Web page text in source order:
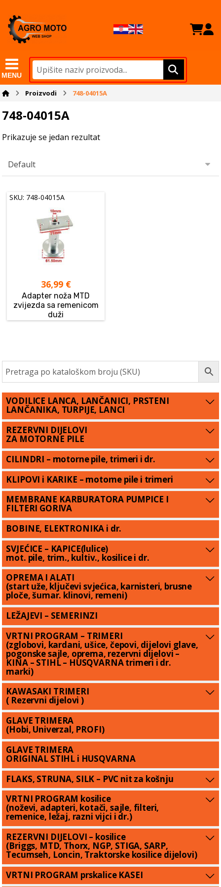
MENU
Proizvodi 748-04015A
748-04015A
Prikazuje se jedan rezultat
SKU: 748-04015A
36,99 €
Adapter noža MTD
zvijezda sa remenicom
duži
VODILICE LANCA, LANČANICI, PRSTENI
LANČANIKA, TURPIJE, LANCI
REZERVNI DIJELOVI
ZA MOTORNE PILE
CILINDRI – motorne pile, trimeri i dr.
KLIPOVI i KARIKE – motorne pile i trimeri
MEMBRANE KARBURATORA PUMPICE I
FILTERI GORIVA
BOBINE, ELEKTRONIKA i dr.
SVJEĆICE – KAPICE(lulice)
mot. pile, trim., kultiv., kosilice i dr.
OPREMA I ALATI
(start uže, ključevi svjećica, karnisteri, brusne
ploče, šumar. klinovi, remeni)
LEŽAJEVI – SEMERINZI
VRTNI PROGRAM – TRIMERI
(zglobovi, kardani, ušice, čepovi, dijelovi glave,
pogonske sajle, oprema, rezervni dijelovi –
KINA – STIHL – HUSQVARNA trimeri i dr.
marki)
KAWASAKI TRIMERI
( Rezervni dijelovi )
GLAVE TRIMERA
(Hobi, Univerzal, PROFI)
GLAVE TRIMERA
ORIGINAL STIHL i HUSQVARNA
FLAKS, STRUNA, SILK – PVC nit za košnju
VRTNI PROGRAM kosilice
(noževi, adapteri, kotači, sajle, filteri,
remenice, ležaj, razni vijci i dr.)
REZERVNI DIJELOVI – kosilice
(Briggs, MTD, Thorx, NGP, STIGA, SARP,
Tecumseh, Loncin, Traktorske kosilice dijelovi)
VRTNI PROGRAM prskalice KASEI